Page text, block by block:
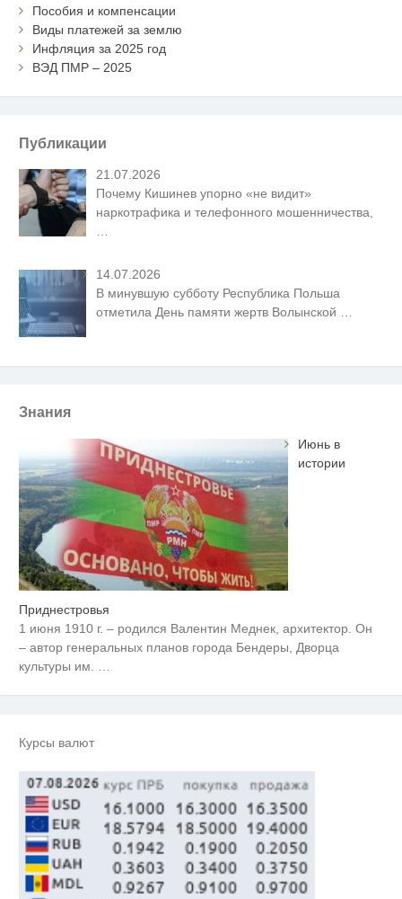
Пособия и компенсации
Виды платежей за землю
Инфляция за 2025 год
ВЭД ПМР – 2025
Публикации
21.07.2026
Почему Кишинев упорно «не видит»
наркотрафика и телефонного мошенничества,
14.07.2026
В минувшую субботу Республика Польша
отметила День памяти жертв Волынской …
Знания
Июнь в
истории
Приднестровья
1 июня 1910 г. – родился Валентин Меднек, архитектор. Он
– автор генеральных планов города Бендеры, Дворца
культуры им.
Курсы валют